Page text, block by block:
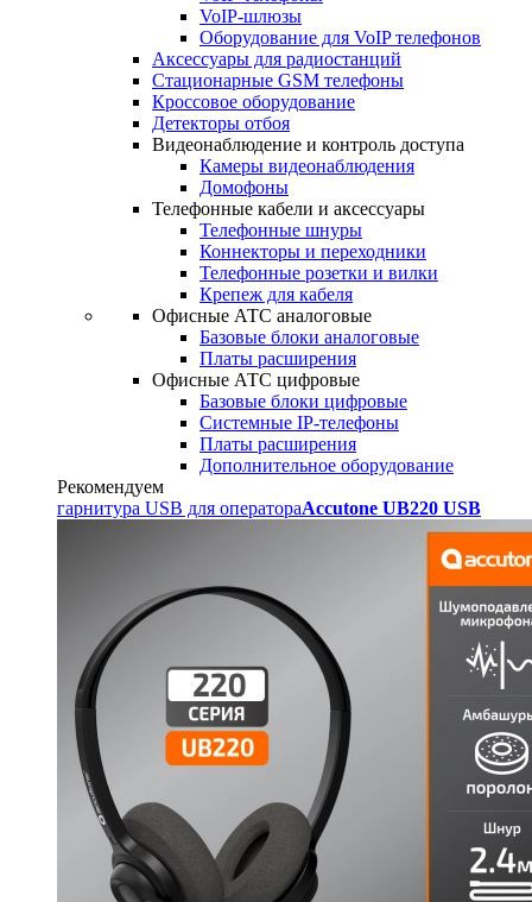
VoIP-шлюзы
Оборудование для VoIP телефонов
Аксессуары для радиостанций
Стационарные GSM телефоны
Кроссовое оборудование
Детекторы отбоя
Видеонаблюдение и контроль доступа
Камеры видеонаблюдения
Домофоны
Телефонные кабели и аксессуары
Телефонные шнуры
Коннекторы и переходники
Телефонные розетки и вилки
Крепеж для кабеля
Офисные АТС аналоговые
Базовые блоки аналоговые
Платы расширения
Офисные АТС цифровые
Базовые блоки цифровые
Системные IP-телефоны
Платы расширения
Дополнительное оборудование
Рекомендуем
гарнитура USB для оператораAccutone UB220 USB